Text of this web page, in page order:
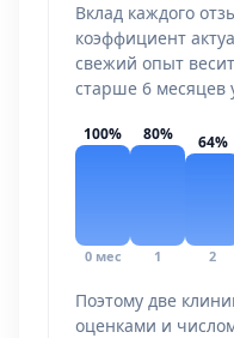
Вклад каждого
коэффициент
свежий опыт
старше 6 месяцев
100%
0 мес
80%
1
64%
2
Поэтому две
оценками и